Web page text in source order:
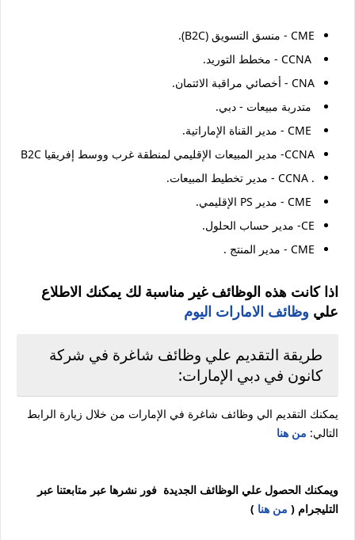
CME - منسق التسويق (B2C).
CNA - أخصائي مراقبة الائتمان.
متدربة مبيعات - دبي.
CCNA- مدير المبيعات الإقليمي لمنطقة غرب ووسط إفريقيا B2C
. CCNA - مدير تخطيط المبيعات.
CE- مدير حساب الحلول.
CME - مدير المنتج .
اذا كانت هذه الوظائف غير مناسبة لك يمكنك الاطلاع
علي وظائف الامارات اليوم
طريقة التقديم علي وظائف شاغرة في شركة
كانون في دبي الإمارات:
يمكنك التقديم الي وظائف شاغرة في الإمارات من خلال زيارة الرابط
التالي: من هنا
ويمكنك الحصول علي الوظائف الجديدة فور نشرها عبر متابعتنا عبر
التليجرام ( من هنا )